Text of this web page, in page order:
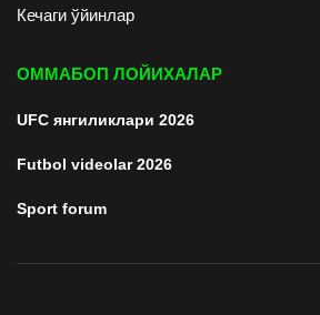
Кечаги ўйинлар
ОММАБОП ЛОЙИХАЛАР
UFC янгиликлари 2026
Futbol videolar 2026
Sport forum